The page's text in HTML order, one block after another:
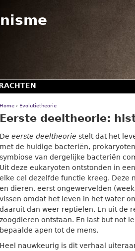
Ga naar
e
n
t
h
e
r
Home › Evolutietheorie
Eerste deeltheorie:
De eerste deeltheorie stelt dat het
met de huidige bacteriën,
symbiose van dergelijke bacteriën
Uit deze eukaryoten ontstonden in
elke cel dezelfde functie kreeg. Deze
en dieren, eerst ongewervelden
vissen omdat het leven in het water
daaruit dan weer reptielen. En uit de
zoogdieren ontstaan. En last but not
bepaalde apen tot de mens.
Heel nauwkeurig is dit verhaal